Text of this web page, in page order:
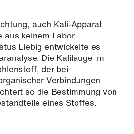
auch Kali-Apparat
aus keinem Labor
Liebig entwickelte es
Die Kalilauge im
der bei
Verbindungen
so die Bestimmung von
eines Stoffes.